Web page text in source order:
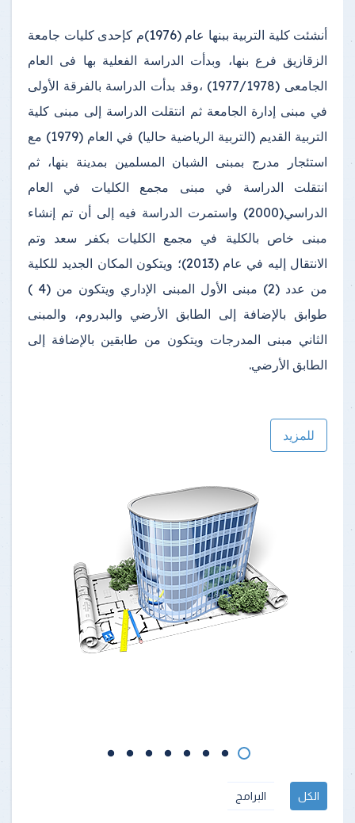
أنشئت كلية التربية ببنها عام (1976)م كإحدى كليات جامعة
الزقازيق فرع بنها، وبدأت الدراسة الفعلية بها فى العام
الجامعى (1977/1978) ،وقد بدأت الدراسة بالفرقة الأولى
في مبنى إدارة الجامعة ثم انتقلت الدراسة إلى مبنى كلية
التربية القديم (التربية الرياضية حاليا) في العام (1979) مع
استئجار مدرج بمبنى الشبان المسلمين بمدينة بنها، ثم
انتقلت الدراسة في مبنى مجمع الكليات في العام
الدراسي(2000) واستمرت الدراسة فيه إلى أن تم إنشاء
مبنى خاص بالكلية في مجمع الكليات بكفر سعد وتم
الانتقال إليه في عام (2013)؛ ويتكون المكان الجديد للكلية
من عدد (2) مبنى الأول المبنى الإداري ويتكون من (4 )
طوابق بالإضافة إلى الطابق الأرضي والبدروم، والمبنى
الثاني مبنى المدرجات ويتكون من طابقين بالإضافة إلى
الطابق الأرضي.
للمزيد
الكل البرامج